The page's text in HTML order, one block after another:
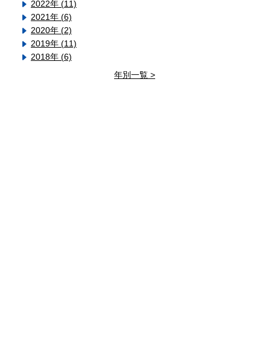
2022年 (11)
2021年 (6)
2020年 (2)
2019年 (11)
2018年 (6)
年別一覧 >